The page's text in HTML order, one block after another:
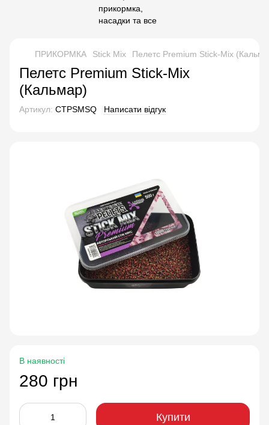
ПРИКОРМКА Stick Mix Пелетс Premium Stick-Mix
Пелетс Premium Stick-Mix
(Кальмар)
Артикул: CTPSMSQ Написати відгук
В наявності
280 грн
Купити